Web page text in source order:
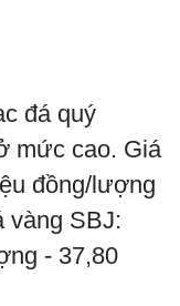
đá quý
mức cao. Giá
đồng/lượng
vàng SBJ:
- 37,80